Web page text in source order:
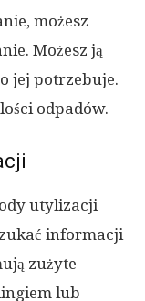
możesz
Możesz ją
jej potrzebuje.
odpadów.
utylizacji
informacji
zużyte
lub